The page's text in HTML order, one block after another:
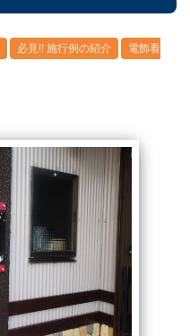
必見!! 施行例の紹介 電飾看